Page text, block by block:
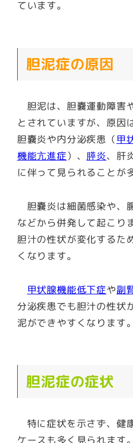
ています。
胆泥症の原因
胆泥は、胆嚢運動障害
とされていますが、原因
胆嚢炎や内分泌疾患（甲
機能亢進症）、 膵炎、肝
に伴って見られることが
胆嚢炎は細菌感染や、
などから併発して起こり
胆汁の性状が変化するた
くなります。
甲状腺機能低下症や副
分泌疾患でも胆汁の性状
泥ができやすくなります。
胆泥症の症状
特に症状を示さず、健
ケースも多く見られます。